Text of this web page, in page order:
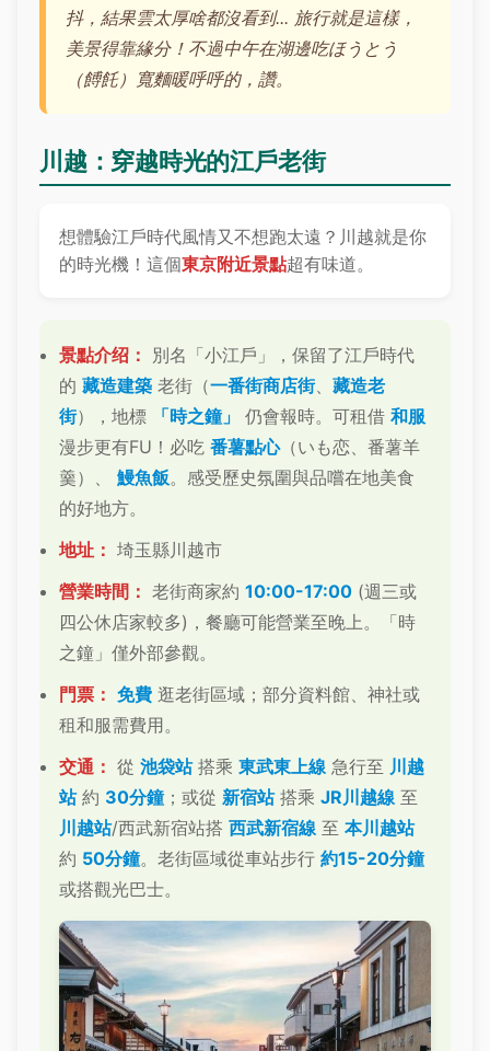
抖，結果雲太厚啥都沒看到... 旅行就是這樣，
美景得靠緣分！不過中午在湖邊吃ほうとう
（餺飥）寬麵暖呼呼的，讚。
川越：穿越時光的江戶老街
想體驗江戶時代風情又不想跑太遠？川越就是你
的時光機！這個東京附近景點超有味道。
景點介绍：
別名「小江戶」，保留了江戶時代
的 藏造建築 老街（一番街商店街、 藏造老
街），地標 「時之鐘」 仍會報時。可租借 和服
漫步更有FU！必吃 番薯點心（いも恋、番薯羊
羹）、 鰻魚飯。感受歷史氛圍與品嚐在地美食
的好地方。
地址： 埼玉縣川越市
營業時間： 老街商家約 10:00-17:00 (週三或
四公休店家較多)，餐廳可能營業至晚上。「時
之鐘」僅外部參觀。
門票： 免費 逛老街區域；部分資料館、神社或
租和服需費用。
交通： 從 池袋站搭乘 東武東上線 急行至 川越
站約 30分鐘；或從 新宿站搭乘 JR川越線 至
川越站/西武新宿站搭 西武新宿線 至 本川越站
約 50分鐘。老街區域從車站步行 約15-20分鐘
或搭觀光巴士。